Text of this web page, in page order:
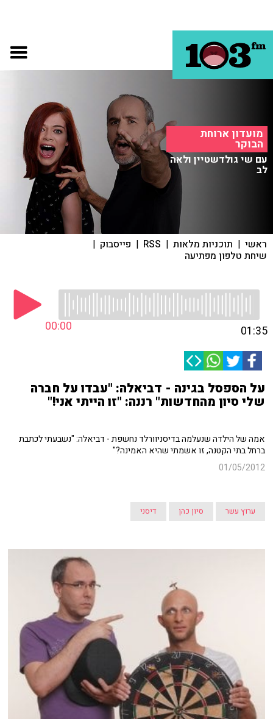
מועדון ארוחת
הבוקר
עם שי גולדשטיין ולאה
לב
ראשי | תוכניות מלאות |
RSS
| פייסבוק |
שיחת טלפון מפתיעה
00:00 01:35
על הספסל בגינה - דביאלה: "עבדו על חברה
שלי סיון מהחדשות" רננה: "זו הייתי אני!"
אמה של הילדה שנעלמה בדיסניוורלד נחשפת - דביאלה: "נשבעתי לכתבת
ברחל בתי הקטנה, זו אשמתי שהיא האמינה?"
01/05/2012
ערוץ עשר סיון כהן דיסני